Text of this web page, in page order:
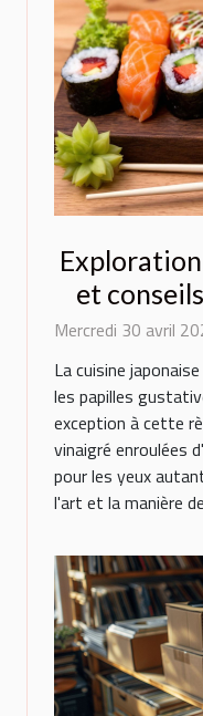
et
Mercredi 30 avril
La cuisine
les papilles
exception à cette
vinaigré enroulées
pour les yeux
l'art et la manière